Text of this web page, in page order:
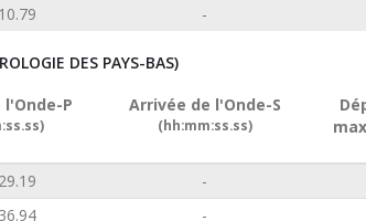
-
DES PAYS-BAS)
P Arrivée de l'Onde-S
(hh:mm:ss.ss)
-
-